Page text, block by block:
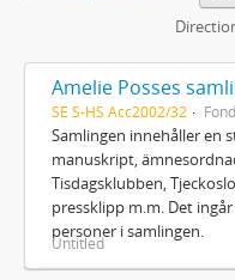
Amelie Posses
SE S-HS Acc2002/32
Samlingen innehåller en
manuskript,
Tisdagsklubben,
pressklipp m.m. Det
personer i samlingen.
Untitled